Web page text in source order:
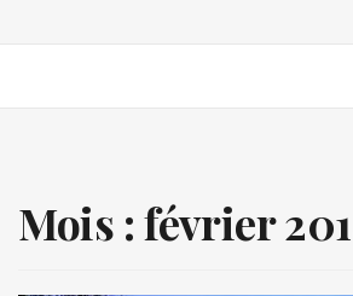
Mois :février